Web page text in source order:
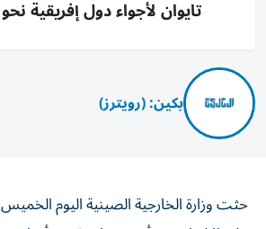
تايوان لأجواء دول إفريقية
بكين: (رويترز)
حثت وزارة الخارجية الصينية ‌اليوم الخميس